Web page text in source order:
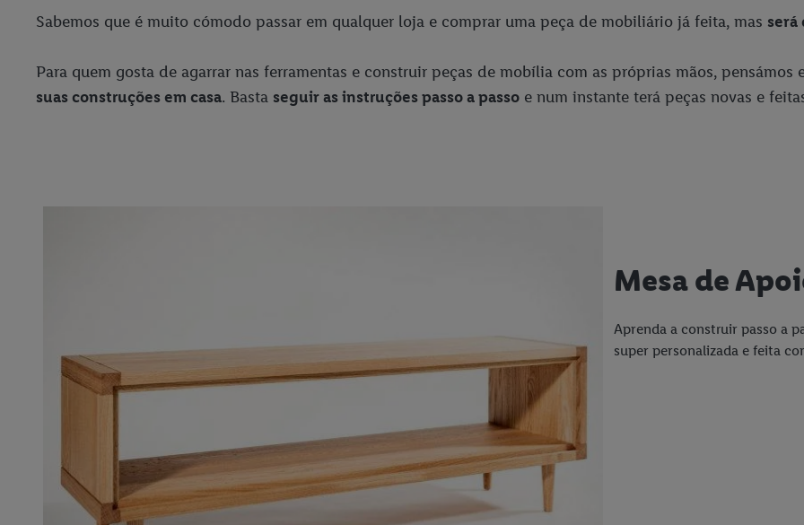
Sabemos que é muito cómodo passar em qualquer loja e comprar uma peça de mobiliário já feita, mas será
Para quem gosta de agarrar nas ferramentas e construir peças de mobília com as próprias mãos, pensámos
suas construções em casa. Basta seguir as instruções passo a passo e num instante terá peças novas e
Mesa de
Aprenda a construir passo a
super personalizada e feita